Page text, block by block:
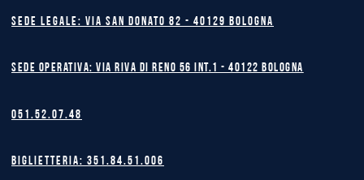
Sede legale: Via San Donato 82 - 40129 BOLOGNA
Sede operativa: Via Riva di Reno 56 int.1 - 40122 BOLOGNA
051.52.07.48
Biglietteria: 351.84.51.006